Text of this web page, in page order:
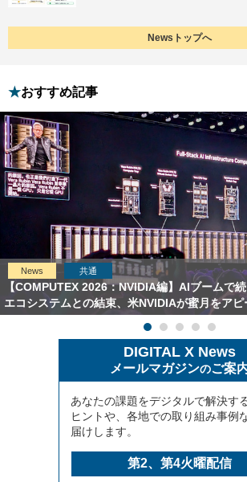
Newsトップへ
おすすめ記事
News 共通
【COMPUTEX 2026：NVIDIA編】AIブームで
エコシステムとの結束、米NVIDIAが蜜月をアピ
DIGITAL X News
メールマガジンのご案
あなたの課題をデジタルで解決す
ヒントや、各地での取り組み事例
届けします。
第2、第4火曜配信